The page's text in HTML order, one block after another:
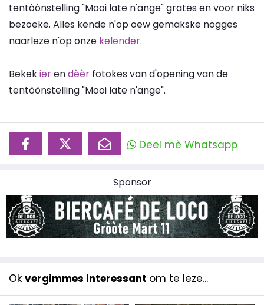
tentòònstelling "Mooi late n'ange" grates en voor niks
bezoeke. Alles kende n'op oew gemakske nogges
naarleze n'op onze kelender.
Bekekierendèèr fotokes van d'opening van de
tentòònstelling "Mooi late n'ange".
Deel mè Whatsapp
Sponsor
Ok vergimmes interessant om te leze...